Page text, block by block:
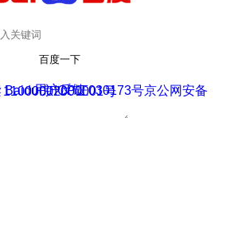
百度一下
用户反馈
Baidu 京ICP证030173号
京公网安备11000002000001号